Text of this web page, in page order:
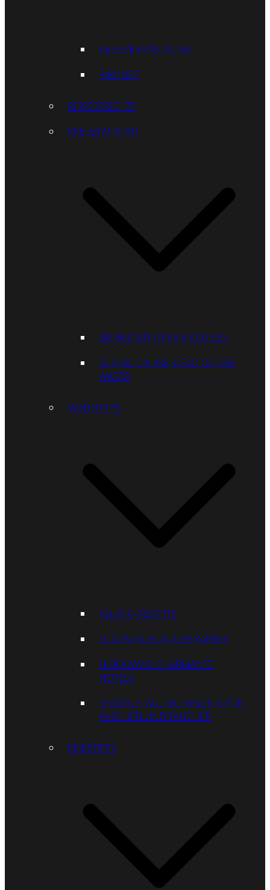
REISEVERANSTALTER
AIRLINES
REISEBERICHTE
KREUZFAHRTEN
DIE BESTEN KARIBIK-CRUISES
GOTHIC CRUISE: DEAD ON THE
WATER
WOHNTIPPS
ALL-INC-RESORTS
LUXUSVILLEN IN DER KARIBIK
HIDEAWAYS: CHARMANTE
HOTELS
SANDALS: ALL-INC-RESORTS FÜR
PÄRCHEN UND TAUCHER
REISETIPPS